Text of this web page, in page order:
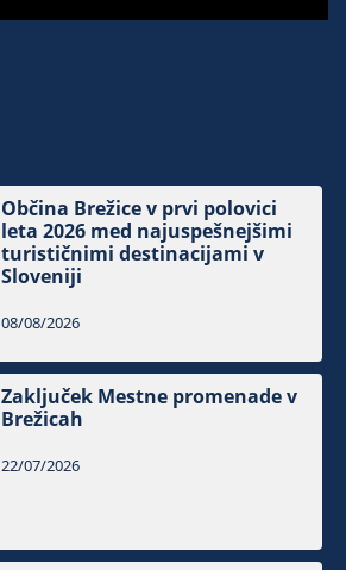
Občina Brežice v prvi polovici
leta 2026 med najuspešnejšimi
turističnimi destinacijami v
Sloveniji
08/08/2026
Zaključek Mestne promenade v
Brežicah
22/07/2026